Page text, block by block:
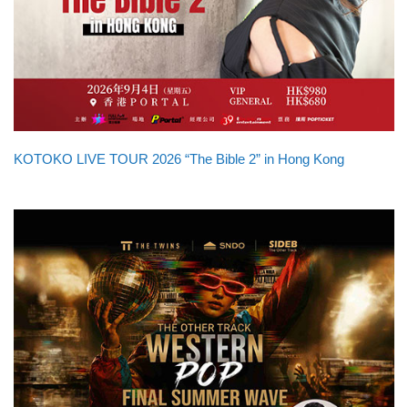
KOTOKO LIVE TOUR 2026 “The Bible 2” in Hong Kong